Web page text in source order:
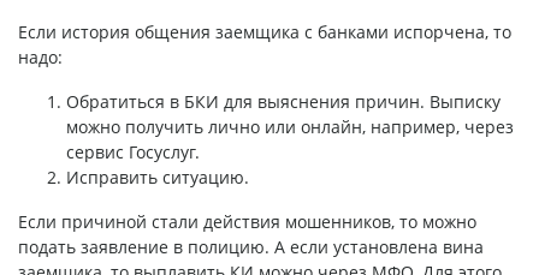
Если история общения заемщика с банками испорчена, то
надо:
Обратиться в БКИ для выяснения причин. Выписку
можно получить лично или онлайн, например, через
сервис Госуслуг.
Исправить ситуацию.
Если причиной стали действия мошенников, то можно
подать заявление в полицию. А если установлена вина